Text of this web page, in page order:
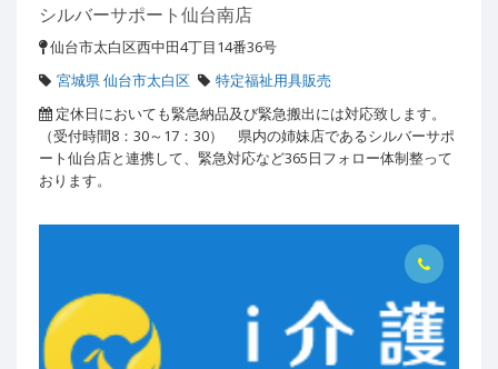
シルバーサポート仙台南店
仙台市太白区西中田4丁目14番36号
宮城県 仙台市太白区
特定福祉用具販売
定休日においても緊急納品及び緊急搬出には対応致します。
（受付時間8：30～17：30） 県内の姉妹店であるシルバーサポ
ート仙台店と連携して、緊急対応など365日フォロー体制整って
おります。